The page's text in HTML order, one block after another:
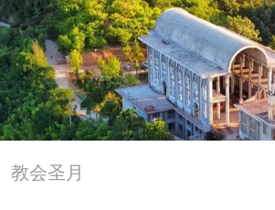
教会圣月